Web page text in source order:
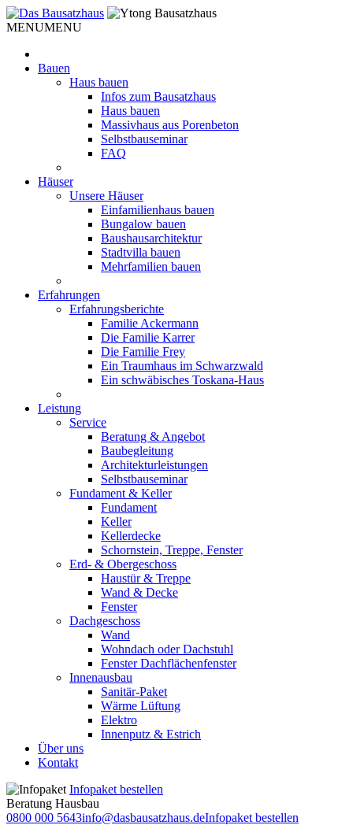
Weiter
zum
MENUMENU
Bauen
Haus bauen
Infos zum Bausatzhaus
Haus bauen
Massivhaus aus Porenbeton
Selbstbauseminar
FAQ
Häuser
Unsere Häuser
Einfamilienhaus bauen
Bungalow bauen
Baushausarchitektur
Stadtvilla bauen
Mehrfamilien bauen
Erfahrungen
Erfahrungsberichte
Familie Ackermann
Die Familie Karrer
Die Familie Frey
Ein Traumhaus im Schwarzwald
Ein schwäbisches Toskana-Haus
Leistung
Service
Beratung & Angebot
Baubegleitung
Architekturleistungen
Selbstbauseminar
Fundament & Keller
Fundament
Keller
Kellerdecke
Schornstein, Treppe, Fenster
Erd- & Obergeschoss
Haustür & Treppe
Wand & Decke
Fenster
Dachgeschoss
Wand
Wohndach oder Dachstuhl
Fenster Dachflächenfenster
Innenausbau
Sanitär-Paket
Wärme Lüftung
Elektro
Innenputz & Estrich
Über uns
Kontakt
Infopaket bestellen
Beratung Hausbau
0800 000 5643info@dasbausatzhaus.deInfopaket bestellen